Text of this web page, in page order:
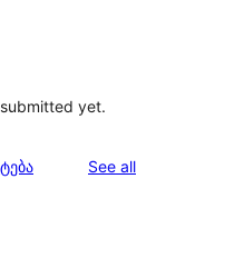
yet.
See allreviews